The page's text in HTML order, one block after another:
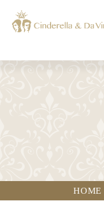
HOME